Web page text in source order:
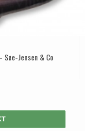
Jensen & Co